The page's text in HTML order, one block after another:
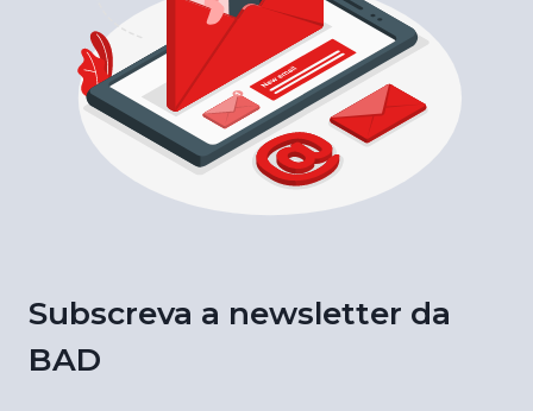
Subscreva a newsletter da
BAD